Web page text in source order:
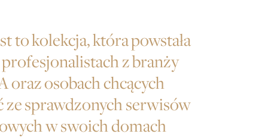
to kolekcja, która powstała
profesjonalistach z branży
oraz osobach chcących
ze sprawdzonych serwisów
w swoich domach